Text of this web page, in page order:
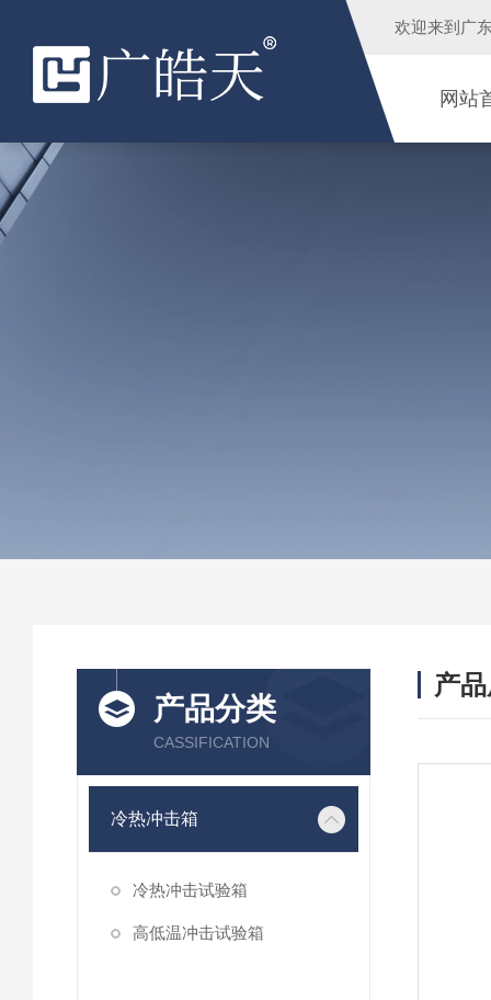
欢迎来到 广
网站
产品分类
CASSIFICATION
冷热冲击箱
冷热冲击试验箱
高低温冲击试验箱
产